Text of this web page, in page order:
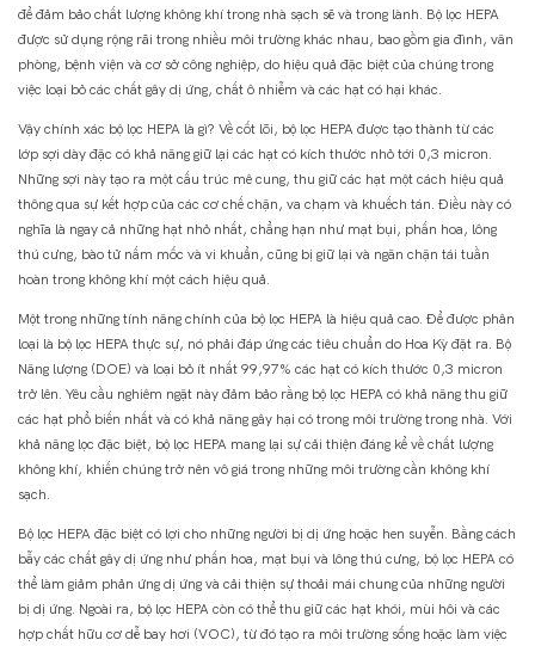
để đảm bảo chất lượng không khí trong nhà sạch sẽ và trong lành. Bộ lọc HEPA
được sử dụng rộng rãi trong nhiều môi trường khác nhau, bao gồm gia đình, văn
phòng, bệnh viện và cơ sở công nghiệp, do hiệu quả đặc biệt của chúng trong
việc loại bỏ các chất gây dị ứng, chất ô nhiễm và các hạt có hại khác.
Vậy chính xác bộ lọc HEPA là gì? Về cốt lõi, bộ lọc HEPA được tạo thành từ các
lớp sợi dày đặc có khả năng giữ lại các hạt có kích thước nhỏ tới 0,3 micron.
Những sợi này tạo ra một cấu trúc mê cung, thu giữ các hạt một cách hiệu quả
thông qua sự kết hợp của các cơ chế chặn, va chạm và khuếch tán. Điều này có
nghĩa là ngay cả những hạt nhỏ nhất, chẳng hạn như mạt bụi, phấn hoa, lông
thú cưng, bào tử nấm mốc và vi khuẩn, cũng bị giữ lại và ngăn chặn tái tuần
hoàn trong không khí một cách hiệu quả.
Một trong những tính năng chính của bộ lọc HEPA là hiệu quả cao. Để được phân
loại là bộ lọc HEPA thực sự, nó phải đáp ứng các tiêu chuẩn do Hoa Kỳ đặt ra. Bộ
Năng lượng (DOE) và loại bỏ ít nhất 99,97% các hạt có kích thước 0,3 micron
trở lên. Yêu cầu nghiêm ngặt này đảm bảo rằng bộ lọc HEPA có khả năng thu giữ
các hạt phổ biến nhất và có khả năng gây hại có trong môi trường trong nhà. Với
khả năng lọc đặc biệt, bộ lọc HEPA mang lại sự cải thiện đáng kể về chất lượng
không khí, khiến chúng trở nên vô giá trong những môi trường cần không khí
sạch.
Bộ lọc HEPA đặc biệt có lợi cho những người bị dị ứng hoặc hen suyễn. Bằng cách
bẫy các chất gây dị ứng như phấn hoa, mạt bụi và lông thú cưng, bộ lọc HEPA có
thể làm giảm phản ứng dị ứng và cải thiện sự thoải mái chung của những người
bị dị ứng. Ngoài ra, bộ lọc HEPA còn có thể thu giữ các hạt khói, mùi hôi và các
hợp chất hữu cơ dễ bay hơi (VOC), từ đó tạo ra môi trường sống hoặc làm việc